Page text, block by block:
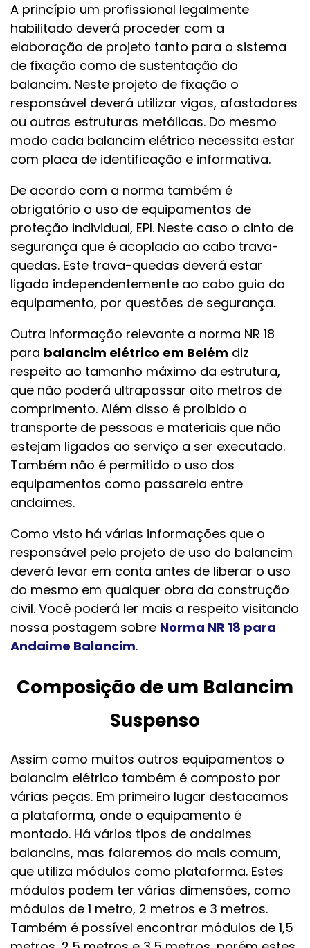
A princípio um profissional legalmente
habilitado deverá proceder com a
elaboração de projeto tanto para o sistema
de fixação como de sustentação do
balancim. Neste projeto de fixação o
responsável deverá utilizar vigas, afastadores
ou outras estruturas metálicas. Do mesmo
modo cada balancim elétrico necessita estar
com placa de identificação e informativa.
De acordo com a norma também é
obrigatório o uso de equipamentos de
proteção individual, EPI. Neste caso o cinto de
segurança que é acoplado ao cabo trava-
quedas. Este trava-quedas deverá estar
ligado independentemente ao cabo guia do
equipamento, por questões de segurança.
Outra informação relevante a norma NR 18
para balancim elétrico em Belém diz
respeito ao tamanho máximo da estrutura,
que não poderá ultrapassar oito metros de
comprimento. Além disso é proibido o
transporte de pessoas e materiais que não
estejam ligados ao serviço a ser executado.
Também não é permitido o uso dos
equipamentos como passarela entre
andaimes.
Como visto há várias informações que o
responsável pelo projeto de uso do balancim
deverá levar em conta antes de liberar o uso
do mesmo em qualquer obra da construção
civil. Você poderá ler mais a respeito visitando
nossa postagem sobre Norma NR 18 para
Andaime Balancim.
Composição de um Balancim
Suspenso
Assim como muitos outros equipamentos o
balancim elétrico também é composto por
várias peças. Em primeiro lugar destacamos
a plataforma, onde o equipamento é
montado. Há vários tipos de andaimes
balancins, mas falaremos do mais comum,
que utiliza módulos como plataforma. Estes
módulos podem ter várias dimensões, como
módulos de 1 metro, 2 metros e 3 metros.
Também é possível encontrar módulos de 1,5